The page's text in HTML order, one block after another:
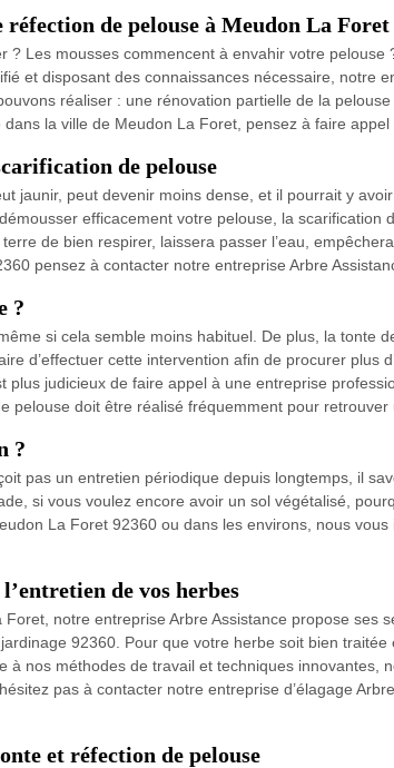
de pelouse à Meudon La Foret
? Les mousses commencent à envahir votre
et disposant des connaissances nécessaire, notre
réaliser : une rénovation partielle de la
la ville de Meudon La Foret, pensez à faire
de pelouse
jaunir, peut devenir moins dense, et il pourrait y
efficacement votre pelouse, la
de bien respirer, laissera passer l’eau,
pensez à contacter notre entreprise Arbre
?
si cela semble moins habituel. De plus, la tonte
d’effectuer cette intervention afin de procurer
plus judicieux de faire appel à une entreprise
pelouse doit être réalisé fréquemment pour retrouver
?
pas un entretien périodique depuis longtemps, il
si vous voulez encore avoir un sol végétalisé,
La Foret 92360 ou dans les environs, nous
de vos herbes
notre entreprise Arbre Assistance propose
92360. Pour que votre herbe soit bien
à nos méthodes de travail et techniques
pas à contacter notre entreprise d’élagage
et réfection de pelouse